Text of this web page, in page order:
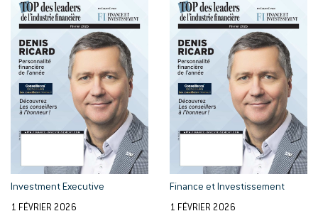
Investment Executive
1 FÉVRIER 2026
Finance et Investissement
1 FÉVRIER 2026